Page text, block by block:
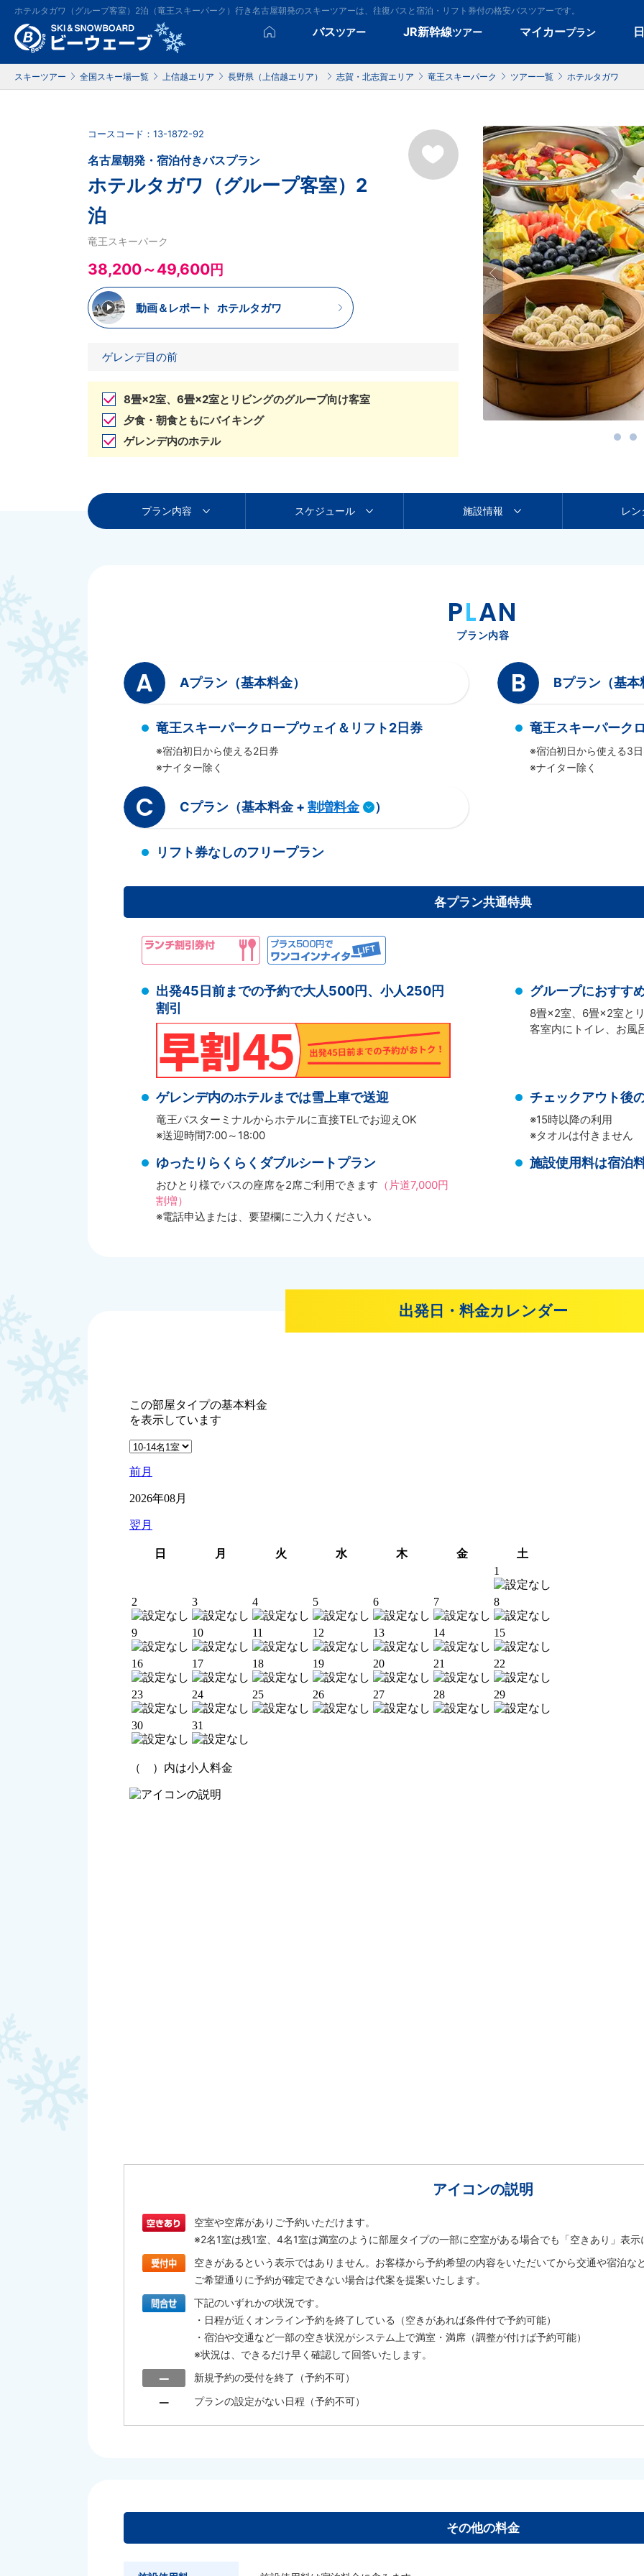
ホテルタガワ（グループ客室）2泊（竜王スキーパーク）行き名古屋朝発のスキーツアーは、往復バスと宿泊・リフト券付の格安バスツアーです。
バスツアー JR新幹線ツアー マイカープラン
スキーツアー 全国スキー場一覧 上信越エリア 長野県（上信越エリア） 志賀・北志賀エリア 竜王スキーパーク ツアー一覧 ホテルタガワ
コースコード：13-1872-92
名古屋朝発・宿泊付きバスプラン
ホテルタガワ（グループ客室）2
泊
竜王スキーパーク
38,200～49,600円
動画＆レポート ホテルタガワ
ゲレンデ目の前
8畳×2室、6畳×2室とリビングのグループ向け客室
夕食・朝食ともにバイキング
ゲレンデ内のホテル
プラン内容 スケジュール 施設情報 レ
PLAN
プラン内容
A Aプラン（基本料金）
竜王スキーパークロープウェイ＆リフト2日券
※宿泊初日から使える2日券
※ナイター除く
B Bプラン（基
竜王スキーパーク
※宿泊初日から使える3
※ナイター除く
C Cプラン（基本料金 + 割増料金 ）
リフト券なしのフリープラン
各プラン共通特典
出発45日前までの予約で大人500円、小人250円
割引
グループにおすす
8畳×2室、6畳×2室と
客室内にトイレ、お風
ゲレンデ内のホテルまでは雪上車で送迎
竜王バスターミナルからホテルに直接TELでお迎えOK
※送迎時間7:00～18:00
チェックアウト後
※15時以降の利用
※タオルは付きません
ゆったりらくらくダブルシートプラン
おひとり様でバスの座席を2席ご利用できます （片道7,000円
割増）
※電話申込または、要望欄にご入力ください｡
施設使用料は宿泊
出発日・料金カレンダー
アイコンの説明
空室や空席がありご予約いただけます。
※2名1室は残1室、4名1室は満室のように部屋タイプの一部に空室がある場合でも「空きあり」表示
空きがあるという表示ではありません。お客様から予約希望の内容をいただいてから交通や宿泊な
ご希望通りに予約が確定できない場合は代案を提案いたします。
下記のいずれかの状況です。
・日程が近くオンライン予約を終了している（空きがあれば条件付で予約可能）
・宿泊や交通など一部の空き状況がシステム上で満室・満席（調整が付けば予約可能）
※状況は、できるだけ早く確認して回答いたします。
新規予約の受付を終了（予約不可）
プランの設定がない日程（予約不可）
その他の料金